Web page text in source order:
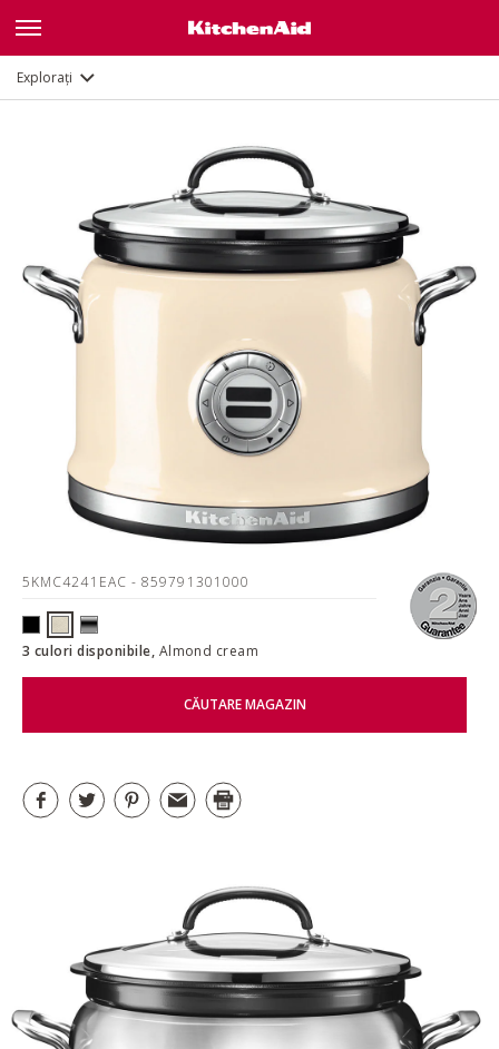
Explorați
5KMC4241EAC - 859791301000
3 culori disponibile, Almond cream
CĂUTARE MAGAZIN